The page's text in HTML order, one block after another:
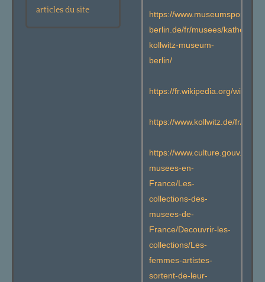
articles du site
https://www.museumsportal-
berlin.de/fr/musees/kathe-
kollwitz-museum-
berlin/
https://fr.wikipedia.org/wiki/
https://www.kollwitz.de/fr/
https://www.culture.gouv.fr/
musees-en-
France/Les-
collections-des-
musees-de-
France/Decouvrir-les-
collections/Les-
femmes-artistes-
sortent-de-leur-